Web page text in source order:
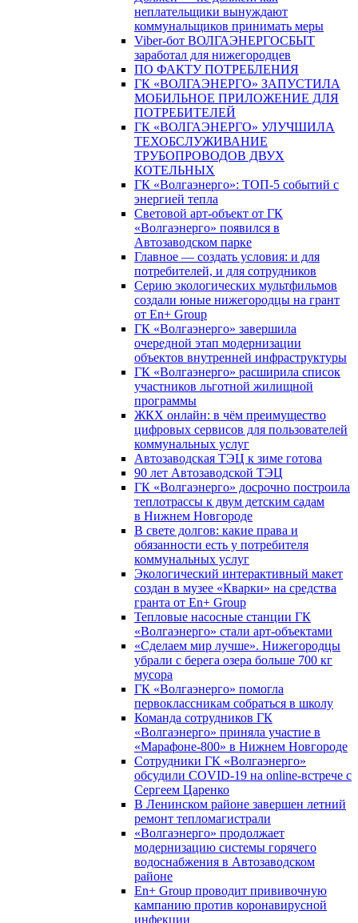
неплательщики вынуждают
коммунальщиков принимать меры
Viber-бот ВОЛГАЭНЕРГОСБЫТ
заработал для нижегородцев
ПО ФАКТУ ПОТРЕБЛЕНИЯ
ГК «ВОЛГАЭНЕРГО» ЗАПУСТИЛА
МОБИЛЬНОЕ ПРИЛОЖЕНИЕ ДЛЯ
ПОТРЕБИТЕЛЕЙ
ГК «ВОЛГАЭНЕРГО» УЛУЧШИЛА
ТЕХОБСЛУЖИВАНИЕ
ТРУБОПРОВОДОВ ДВУХ
КОТЕЛЬНЫХ
ГК «Волгаэнерго»: ТОП-5 событий с
энергией тепла
Световой арт-объект от ГК
«Волгаэнерго» появился в
Автозаводском парке
Главное — создать условия: и для
потребителей, и для сотрудников
Серию экологических мультфильмов
создали юные нижегородцы на грант
от En+ Group
ГК «Волгаэнерго» завершила
очередной этап модернизации
объектов внутренней инфраструктуры
ГК «Волгаэнерго» расширила список
участников льготной жилищной
программы
ЖКХ онлайн: в чём преимущество
цифровых сервисов для пользователей
коммунальных услуг
Автозаводская ТЭЦ к зиме готова
90 лет Автозаводской ТЭЦ
ГК «Волгаэнерго» досрочно построила
теплотрассы к двум детским садам
в Нижнем Новгороде
В свете долгов: какие права и
обязанности есть у потребителя
коммунальных услуг
Экологический интерактивный макет
создан в музее «Кварки» на средства
гранта от En+ Group
Тепловые насосные станции ГК
«Волгаэнерго» стали арт-объектами
«Сделаем мир лучше». Нижегородцы
убрали с берега озера больше 700 кг
мусора
ГК «Волгаэнерго» помогла
первоклассникам собраться в школу
Команда сотрудников ГК
«Волгаэнерго» приняла участие в
«Марафоне-800» в Нижнем Новгороде
Сотрудники ГК «Волгаэнерго»
обсудили COVID-19 на online-встрече с
Сергеем Царенко
В Ленинском районе завершен летний
ремонт тепломагистрали
«Волгаэнерго» продолжает
модернизацию системы горячего
водоснабжения в Автозаводском
районе
En+ Group проводит прививочную
кампанию против коронавирусной
инфекции